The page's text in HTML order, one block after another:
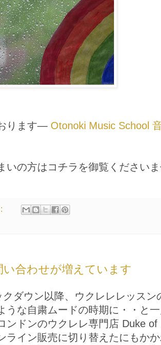
ります— Otonoki Music School
いの方はコチラを御覧ください
合わせが増えています
ダウン以降、ウクレレレッスン
うな自粛ムードの時期に・・と
ンドンのウクレレ専門店 Duke of
イン販売に切り替えたにもかか